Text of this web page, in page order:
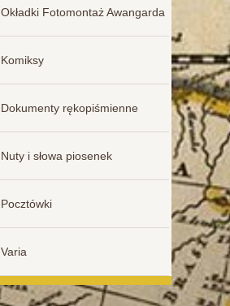
Okładki Fotomontaż Awangarda
Komiksy
Dokumenty rękopiśmienne
Nuty i słowa piosenek
Pocztówki
Varia